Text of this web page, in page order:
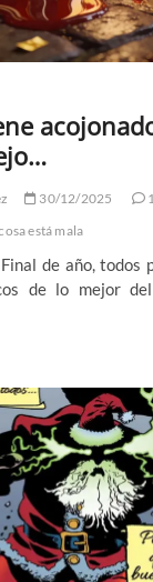
30/12/2025
está mala
de año, todos
de lo mejor